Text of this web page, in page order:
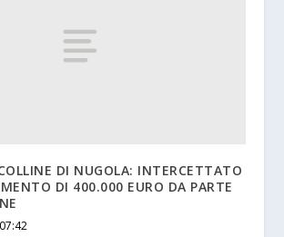
DI NUGOLA: INTERCETTATO
DI 400.000 EURO DA PARTE